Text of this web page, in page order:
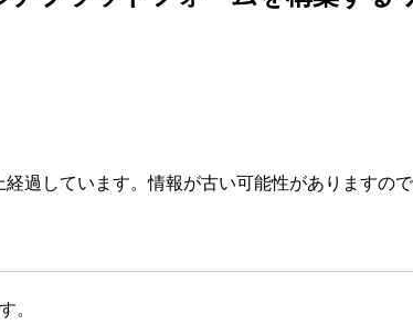
過しています。情報が古い可能性がありますので
。